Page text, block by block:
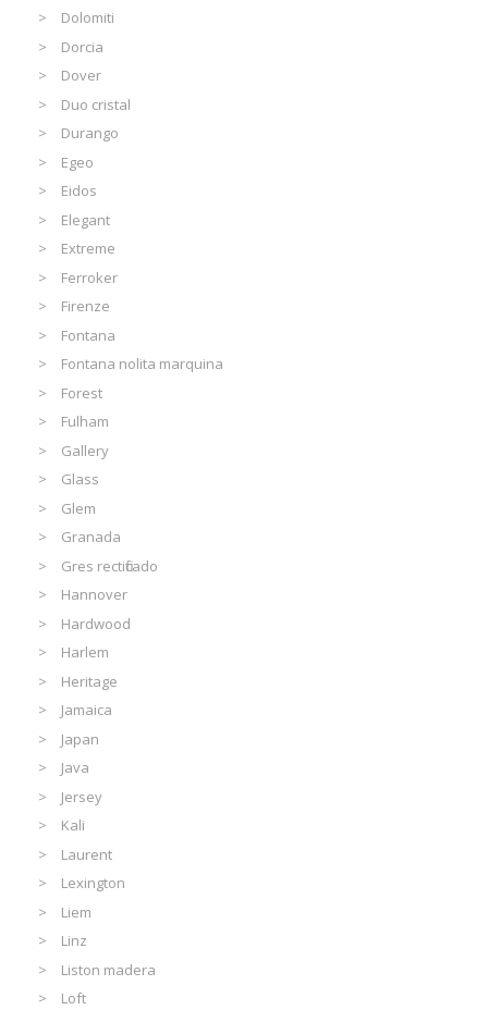
Dolomiti
Dorcia
Dover
Duo cristal
Durango
Egeo
Eidos
Elegant
Extreme
Ferroker
Firenze
Fontana
Fontana nolita marquina
Forest
Fulham
Gallery
Glass
Glem
Granada
Gres rectificado
Hannover
Hardwood
Harlem
Heritage
Jamaica
Japan
Java
Jersey
Kali
Laurent
Lexington
Liem
Linz
Liston madera
Loft